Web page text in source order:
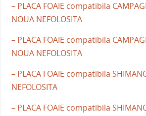
– PLACA FOAIE compatibila
NOUA NEFOLOSITA
– PLACA FOAIE compatibila
NOUA NEFOLOSITA
– PLACA FOAIE compatibila
NEFOLOSITA
– PLACA FOAIE compatibila